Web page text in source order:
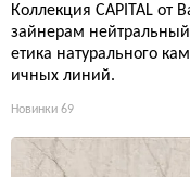
Коллекция CAPITAL от
зайнерам
етика натурального
ичных линий.
Новинки 69